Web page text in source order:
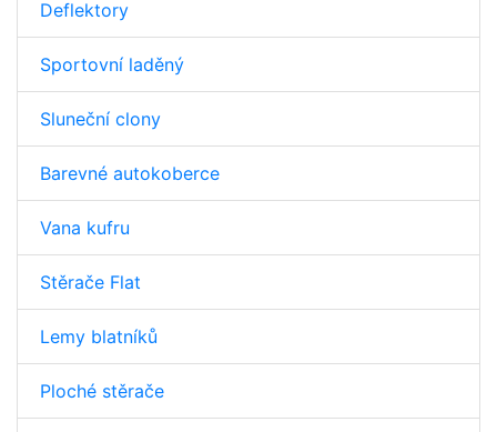
Deflektory
Sportovní laděný
Sluneční clony
Barevné autokoberce
Vana kufru
Stěrače Flat
Lemy blatníků
Ploché stěrače